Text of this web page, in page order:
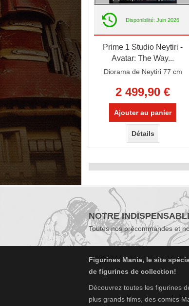
Disponibilité: Juin 2026
Prime 1 Studio Neytiri -
Avatar: The Way...
Diorama de Neytiri 77 cm
2 499,90 €
Ajouter au panier
Détails
NOTRE
Toutes nos précommandes et
Figurines Mania, le site
de figurines de collection!
Découvrez toutes les figurines
plus grands films, des comics